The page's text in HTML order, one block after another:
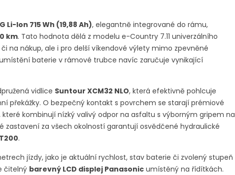
Li-Ion 715 Wh (19,88 Ah), elegantně integrované do rámu,
km. Tato hodnota dělá z modelu e-Country 7.11 univerzálního
na nákup, ale i pro delší víkendové výlety mimo zpevněné
baterie v rámové trubce navíc zaručuje vynikající
vidlice Suntour XCM32 NLO, která efektivně pohlcuje
překážky. O bezpečný kontakt s povrchem se starají prémiové
které kombinují nízký valivý odpor na asfaltu s výborným gripem na
zastavení za všech okolností garantují osvědčené hydraulické
.
jízdy, jako je aktuální rychlost, stav baterie či zvolený stupeň
čitelný barevný LCD displej Panasonic umístěný na řídítkách.